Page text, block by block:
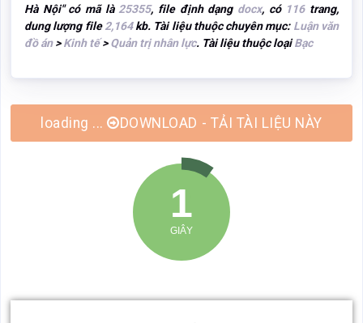
Hà Nội" có mã là 25355, file định dạng docx, có 116trang,
dung lượng file2,164kb. Tài liệu thuộc chuyên mục: Luận văn
đồ án>Kinh tế>Quản trị nhân lực. Tài liệu thuộc loạiBạc
DOWNLOAD - TẢI TÀI LIỆU NÀY